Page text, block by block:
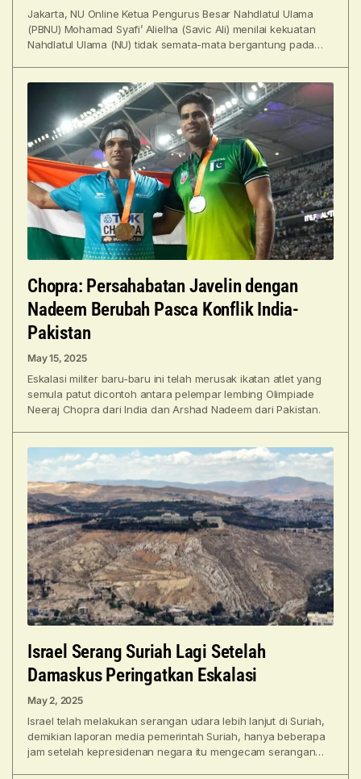
Jakarta, NU Online Ketua Pengurus Besar Nahdlatul Ulama
(PBNU) Mohamad Syafi’ Alielha (Savic Ali) menilai kekuatan
Nahdlatul Ulama (NU) tidak semata-mata bergantung pada
Chopra: Persahabatan Javelin dengan
Nadeem Berubah Pasca Konflik India-
Pakistan
May 15, 2025
Eskalasi militer baru-baru ini telah merusak ikatan atlet yang
semula patut dicontoh antara pelempar lembing Olimpiade
Neeraj Chopra dari India dan Arshad Nadeem dari Pakistan.
Israel Serang Suriah Lagi Setelah
Damaskus Peringatkan Eskalasi
May 2, 2025
Israel telah melakukan serangan udara lebih lanjut di Suriah,
demikian laporan media pemerintah Suriah, hanya beberapa
jam setelah kepresidenan negara itu mengecam serangan